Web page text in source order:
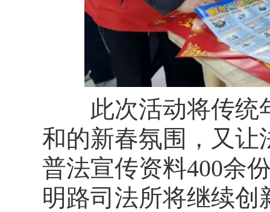
此次活动将传统年
和的新春氛围，又让
普法宣传资料400余
明路司法所将继续